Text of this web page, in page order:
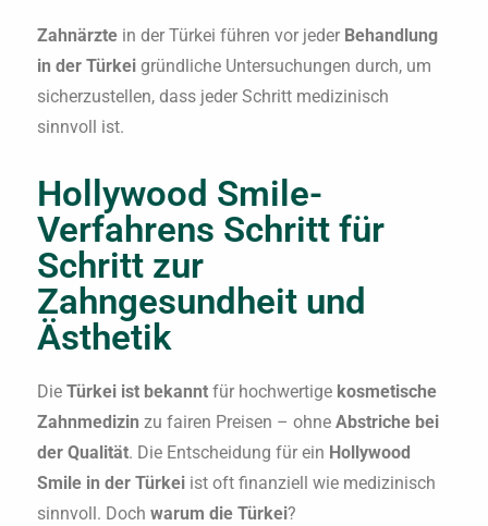
Zahnärzte in der Türkei führen vor jeder Behandlung
in der Türkei gründliche Untersuchungen durch, um
sicherzustellen, dass jeder Schritt medizinisch
sinnvoll ist.
Hollywood Smile-
Verfahrens Schritt für
Schritt zur
Zahngesundheit und
Ästhetik
Die Türkei ist bekannt für hochwertige kosmetische
Zahnmedizin zu fairen Preisen – ohne Abstriche bei
der Qualität. Die Entscheidung für ein Hollywood
Smile in der Türkei ist oft finanziell wie medizinisch
sinnvoll. Doch warum die Türkei?